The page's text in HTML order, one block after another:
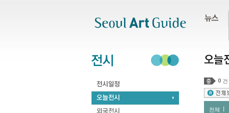
0 건
전체